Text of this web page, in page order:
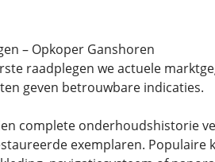
– Opkoper Ganshoren
raadplegen we actuele
geven betrouwbare indicaties.
complete onderhoudshistorie
exemplaren. Populaire